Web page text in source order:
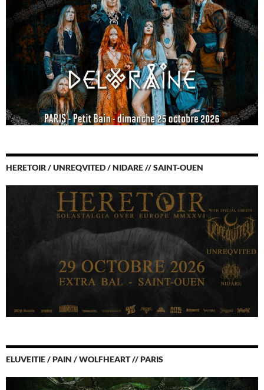
HERETOIR / UNREQVITED / NIDARE // SAINT-OUEN
ELUVEITIE / PAIN / WOLFHEART // PARIS